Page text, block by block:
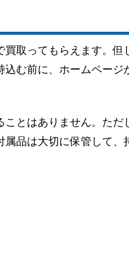
取ってもらえます。但
む前に、ホームペー
とはありません。た
品は大切に保管して